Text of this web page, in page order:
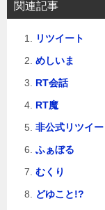
ン
関連記事
リツイート
めしいま
RT会話
RT魔
非公式リツイー
ふぁぼる
むくり
どゆこと!?